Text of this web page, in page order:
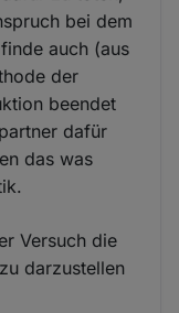
bei dem
auch (aus
der
beendet
dafür
das was
Versuch die
darzustellen